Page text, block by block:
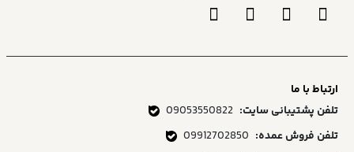
ارتباط با ما
تلفن پشتیبانی سایت: 09053550822
تلفن فروش عمده: 09912702850